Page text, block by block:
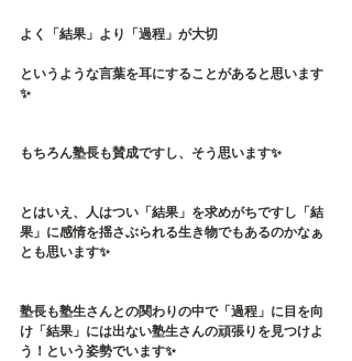
よく「結果」より「過程」が大切
というような言葉を耳にすることがあると思います
✨
もちろん塾長も賛成ですし、そう思います✨
とはいえ、人はつい「結果」を求めがちですし「結
果」に感情を揺さぶられる生き物でもあるのかなぁ
とも思います✨
塾長も塾生さんとの関わりの中で「過程」に目を向
け「結果」には出ない塾生さんの頑張りを見つけよ
う！という姿勢でいます✨